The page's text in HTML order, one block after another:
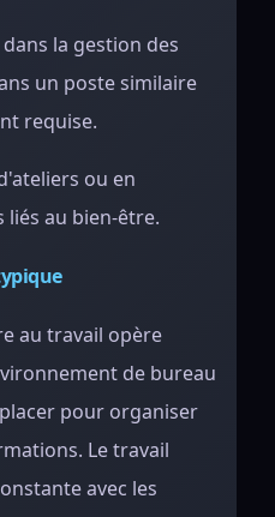
la gestion des
un poste similaire
requise.
ou en
au bien-être.
au travail opère
de bureau
pour organiser
Le travail
avec les